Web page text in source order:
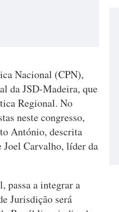
Nacional (CPN),
da JSD-Madeira, que
Regional. No
neste congresso,
António, descrita
Joel Carvalho, líder da
passa a integrar a
Jurisdição será